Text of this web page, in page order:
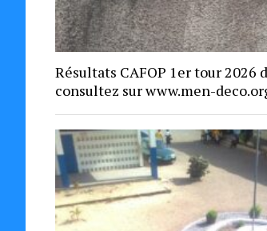
Résultats CAFOP 1er tour 2026
consultez sur www.men-